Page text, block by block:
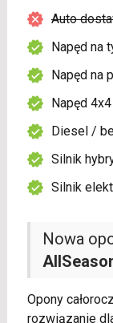
Nowa
Opony
rozwiązanie
Auto
Napęd na
Napęd na
Napęd
Diesel /
Silnik
Silnik